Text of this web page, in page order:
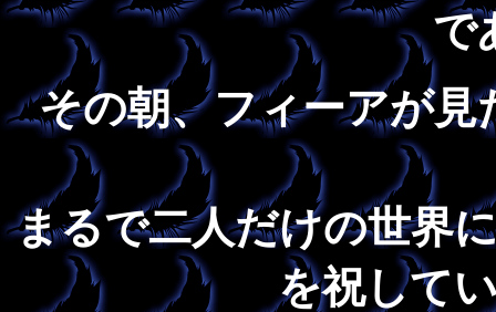
で
その朝、フィーアが
まるで二人だけの世界
を祝して